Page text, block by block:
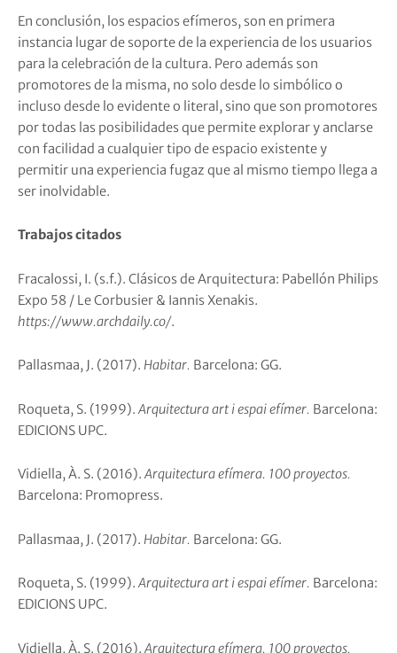
En conclusión, los espacios efímeros, son en primera
instancia lugar de soporte de la experiencia de los usuarios
para la celebración de la cultura. Pero además son
promotores de la misma, no solo desde lo simbólico o
incluso desde lo evidente o literal, sino que son promotores
por todas las posibilidades que permite explorar y anclarse
con facilidad a cualquier tipo de espacio existente y
permitir una experiencia fugaz que al mismo tiempo llega a
ser inolvidable.
Trabajos citados
Fracalossi, I. (s.f.). Clásicos de Arquitectura: Pabellón Philips
Expo 58 / Le Corbusier & Iannis Xenakis.
https://www.archdaily.co/.
Pallasmaa, J. (2017). Habitar. Barcelona: GG.
Roqueta, S. (1999). Arquitectura art i espai efímer. Barcelona:
EDICIONS UPC.
Vidiella, À. S. (2016). Arquitectura efímera. 100 proyectos.
Barcelona: Promopress.
Pallasmaa, J. (2017). Habitar. Barcelona: GG.
Roqueta, S. (1999). Arquitectura art i espai efímer. Barcelona:
EDICIONS UPC.
Vidiella, À. S. (2016). Arquitectura efímera. 100 proyectos.